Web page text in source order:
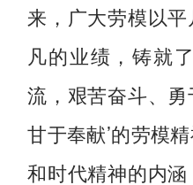
来，广大劳模以
凡的业绩，铸就
流，艰苦奋斗、勇
甘于奉献’的劳模
和时代精神的内